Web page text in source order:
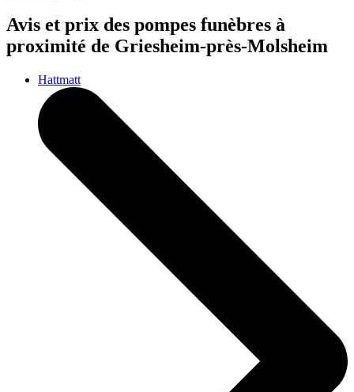
Avis et prix des pompes funèbres à
proximité de Griesheim-près-Molsheim
Hattmatt